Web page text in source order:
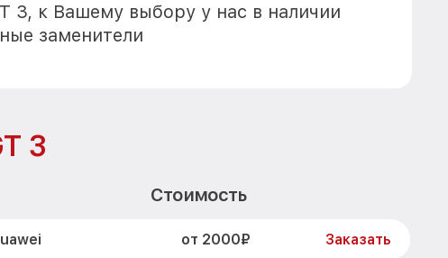
3, к Вашему выбору у нас в наличии
заменители
3
Стоимость
от 2000₽ Заказать